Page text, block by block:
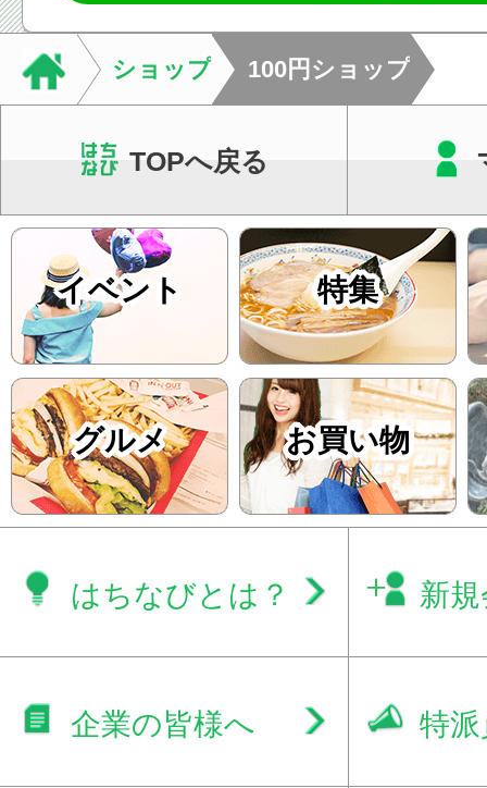
ショップ 100円ショップ
TOPへ戻る
イベント 特集
グルメ お買い物
はちなびとは？ 新
企業の皆様へ 特